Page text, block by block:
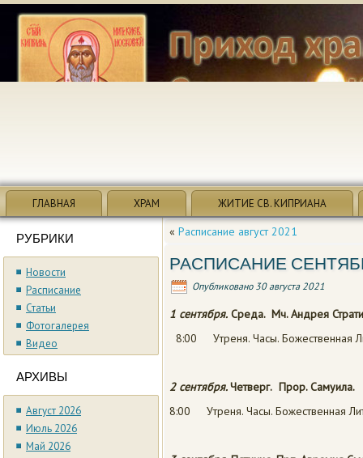
ГЛАВНАЯ ХРАМ ЖИТИЕ СВ. КИПРИАНА
РУБРИКИ
Новости
Расписание
Статьи
Фотогалерея
Видео
АРХИВЫ
Август 2026
Июль 2026
Май 2026
« Расписание август 2021
РАСПИСАНИЕ
Опубликовано 30 августа 2021
1 сентября. Среда. Мч. Андрея
8:00 Утреня. Часы. Божественная
2 сентября.Четверг. Прор. Самуила.
8:00 Утреня. Часы. Божественная